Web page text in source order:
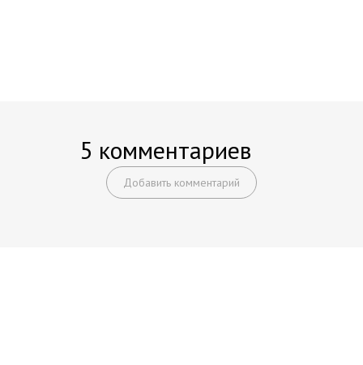
5 комментариев
Добавить комментарий